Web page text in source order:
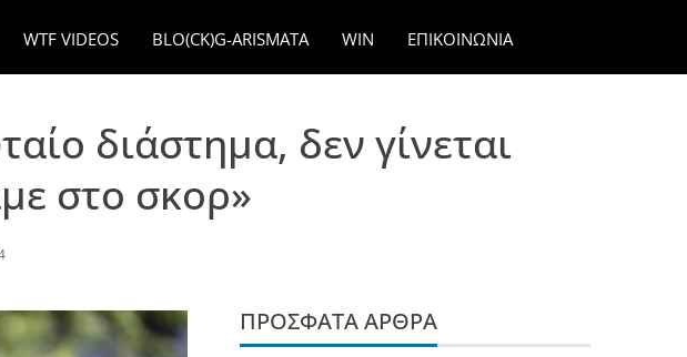
WTF VIDEOS BLO(CK)G-ARISMATA WIN ΕΠΙΚΟΙΝΩΝΊΑ
διάστημα, δεν γίνεται
στο σκορ»
ΠΡΌΣΦΑΤΑ ΆΡΘΡΑ